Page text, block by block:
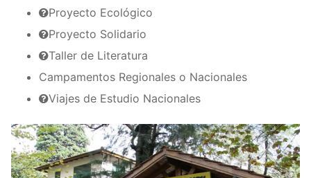
Proyecto Ecológico
Proyecto Solidario
Taller de Literatura
Campamentos Regionales o Nacionales
Viajes de Estudio Nacionales